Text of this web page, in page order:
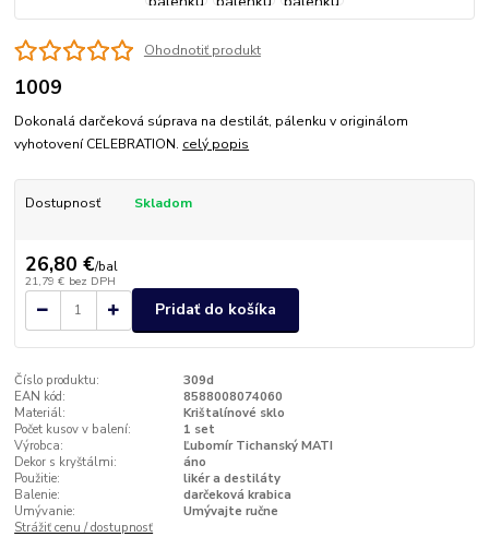
Ohodnotiť produkt
1009
Dokonalá darčeková súprava na destilát, pálenku v originálom
vyhotovení CELEBRATION. celý popis
Dostupnosť Skladom
26,80 €/bal
21,79 € bez DPH
Pridať do košíka
Číslo produktu:
309d
EAN kód:
8588008074060
Materiál:
Krištalínové sklo
Počet kusov v balení:
1 set
Výrobca:
Ľubomír Tichanský MATI
Dekor s kryštálmi:
áno
Použitie:
likér a destiláty
Balenie:
darčeková krabica
Umývanie:
Umývajte ručne
Strážiť cenu / dostupnosť